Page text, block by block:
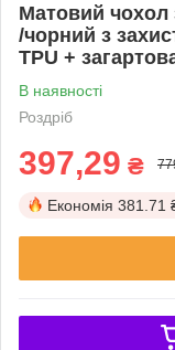
Матовий чохол
/чорний з
TPU +
В наявності
Роздріб
397,29 ₴
Економія 381.71